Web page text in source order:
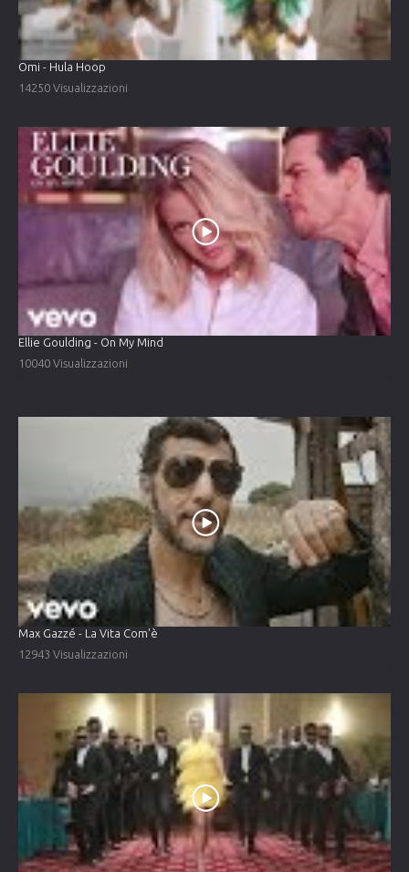
Omi - Hula Hoop
14250 Visualizzazioni
Ellie Goulding - On My Mind
10040 Visualizzazioni
Max Gazzé - La Vita Com'è
12943 Visualizzazioni